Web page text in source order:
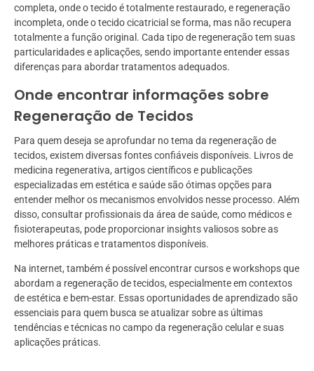
completa, onde o tecido é totalmente restaurado, e regeneração
incompleta, onde o tecido cicatricial se forma, mas não recupera
totalmente a função original. Cada tipo de regeneração tem suas
particularidades e aplicações, sendo importante entender essas
diferenças para abordar tratamentos adequados.
Onde encontrar informações sobre
Regeneração de Tecidos
Para quem deseja se aprofundar no tema da regeneração de
tecidos, existem diversas fontes confiáveis disponíveis. Livros de
medicina regenerativa, artigos científicos e publicações
especializadas em estética e saúde são ótimas opções para
entender melhor os mecanismos envolvidos nesse processo. Além
disso, consultar profissionais da área de saúde, como médicos e
fisioterapeutas, pode proporcionar insights valiosos sobre as
melhores práticas e tratamentos disponíveis.
Na internet, também é possível encontrar cursos e workshops que
abordam a regeneração de tecidos, especialmente em contextos
de estética e bem-estar. Essas oportunidades de aprendizado são
essenciais para quem busca se atualizar sobre as últimas
tendências e técnicas no campo da regeneração celular e suas
aplicações práticas.